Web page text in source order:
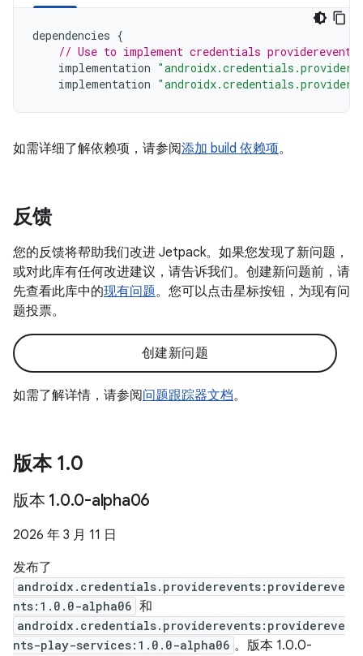
dependencies {
// Use to implement credentials
implementation
implementation
如需详细了解依赖项，请参阅添加 build 依赖项。
反馈
您的反馈将帮助我们改进 Jetpack。如果您发现了新问题，
或对此库有任何改进建议，请告诉我们。创建新问题前，请
先查看此库中的现有问题。您可以点击星标按钮，为现有问
题投票。
创建新问题
如需了解详情，请参阅问题跟踪器文档。
版本 1.0
版本 1.0.0-alpha06
2026 年 3 月 11 日
发布了
androidx.credentials.providerevents:providereve
nts:1.0.0-alpha06 和
androidx.credentials.providerevents:providereve
nts-play-services:1.0.0-alpha06 。版本 1.0.0-